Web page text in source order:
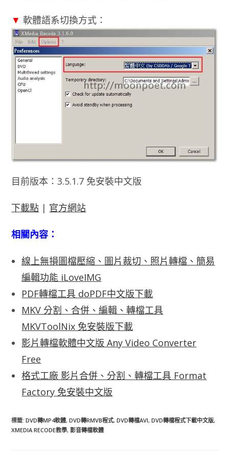
▼ 軟體語系切換方式：
目前版本：3.5.1.7 免安裝中文版
下載點 | 官方網站
相關內容：
線上無損圖檔壓縮、圖片裁切、照片轉檔、簡易
編輯功能 iLoveIMG
PDF轉檔工具 doPDF中文版下載
MKV 分割、合併、編輯、轉檔工具
MKVToolNix 免安裝版下載
影片轉檔軟體中文版 Any Video Converter
Free
格式工廠 影片合併、分割、轉檔工具 Format
Factory 免安裝中文版
標籤:DVD轉MP4軟體, DVD轉RMVB程式, DVD轉檔AVI, DVD轉檔程式下載中文版,
XMEDIA RECODE教學, 影音轉檔軟體